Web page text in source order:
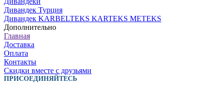
Дивандек Турция
Дивандек KARBELTEKS KARTEKS METEKS
Дополнительно
Главная
Доставка
Оплата
Контакты
Скидки вместе с друзьями
ПРИСОЕДИНЯЙТЕСЬ